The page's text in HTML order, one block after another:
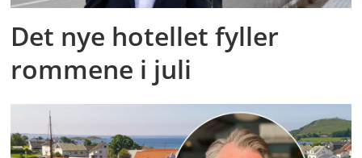
Det nye hotellet fyller
rommene i juli